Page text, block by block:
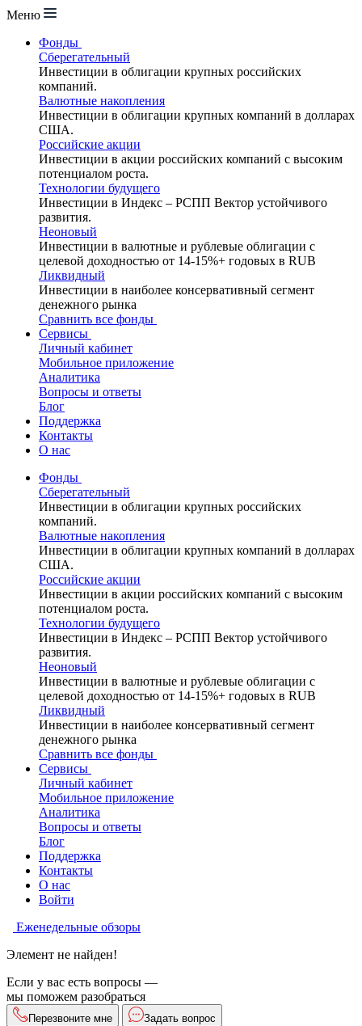
Меню
Фонды
Сберегательный
Инвестиции в облигации крупных российских
компаний.
Валютные накопления
Инвестиции в облигации крупных компаний в долларах
США.
Российские акции
Инвестиции в акции российских компаний с высоким
потенциалом роста.
Технологии будущего
Инвестиции в Индекс – РСПП Вектор устойчивого
развития.
Неоновый
Инвестиции в валютные и рублевые облигации с
целевой доходностью от 14-15%+ годовых в RUB
Ликвидный
Инвестиции в наиболее консервативный сегмент
денежного рынка
Сравнить все фонды
Сервисы
Личный кабинет
Мобильное приложение
Аналитика
Вопросы и ответы
Блог
Поддержка
Контакты
О нас
Фонды
Сберегательный
Инвестиции в облигации крупных российских
компаний.
Валютные накопления
Инвестиции в облигации крупных компаний в долларах
США.
Российские акции
Инвестиции в акции российских компаний с высоким
потенциалом роста.
Технологии будущего
Инвестиции в Индекс – РСПП Вектор устойчивого
развития.
Неоновый
Инвестиции в валютные и рублевые облигации с
целевой доходностью от 14-15%+ годовых в RUB
Ликвидный
Инвестиции в наиболее консервативный сегмент
денежного рынка
Сравнить все фонды
Сервисы
Личный кабинет
Мобильное приложение
Аналитика
Вопросы и ответы
Блог
Поддержка
Контакты
О нас
Войти
Еженедельные обзоры
Элемент не найден!
Если у вас есть вопросы —
мы поможем разобраться
Перезвоните мне Задать вопрос